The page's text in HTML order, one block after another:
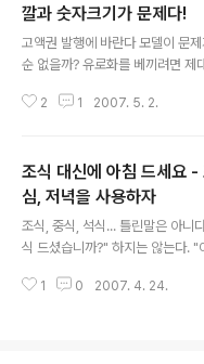
깔과 숫자크기가 문제다!
고액권 발행에 바란다 모델이 문
순 없을까? 유로화를 베끼려면 제
07.5.2 그렇다. 이제 1천원, 5천원
10만원권이 합세하면, 이제 큰 일
덕꾸러기 신권, 구권 '그립네'
의 크기 차이는 12밀리미터지만
2 1 2007. 5. 2.
조식 대신에 아침 드세요
심, 저녁을 사용하자
조식, 중식, 석식... 틀린말은 아니
식 드셨습니까?" 하지는 않는다.
군대 이 세가지 직종이 가장 선호
1 0 2007. 4. 24.